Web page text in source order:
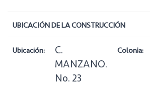
UBICACIÓN DE LA CONSTRUCCIÓN
Ubicación:
C.
MANZANO.
No. 23
Colonia: